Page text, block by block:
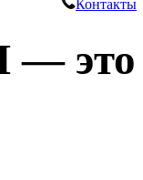
Контакты
это